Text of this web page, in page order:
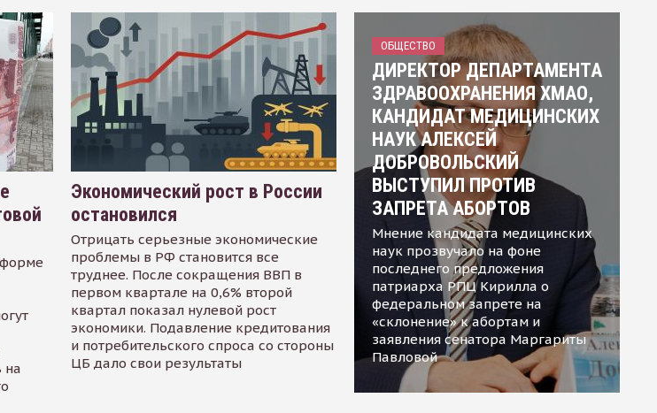
на
Экономический рост в России
остановился
Отрицать серьезные экономические
проблемы в РФ становится все
труднее. После сокращения ВВП в
первом квартале на 0,6% второй
квартал показал нулевой рост
экономики. Подавление кредитования
и потребительского спроса со стороны
ЦБ дало свои результаты
ОБЩЕСТВО
ДИРЕКТОР ДЕПАРТАМЕНТА
ЗДРАВООХРАНЕНИЯ ХМАО,
КАНДИДАТ МЕДИЦИНСКИХ
НАУК АЛЕКСЕЙ
ДОБРОВОЛЬСКИЙ
ВЫСТУПИЛ ПРОТИВ
ЗАПРЕТА АБОРТОВ
Мнение кандидата медицинских
наук прозвучало на фоне
последнего предложения
патриарха РПЦ Кирилла о
федеральном запрете на
«склонение» к абортам и
заявления сенатора Маргариты
Павловой